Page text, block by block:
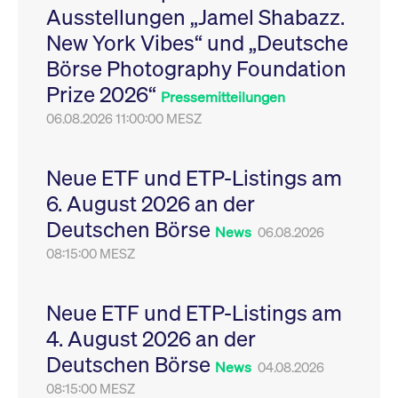
Ausstellungen „Jamel Shabazz.
New York Vibes“ und „Deutsche
Börse Photography Foundation
Prize 2026“ Pressemitteilungen
06.08.2026 11:00:00 MESZ
Neue ETF und ETP-Listings am
6. August 2026 an der
Deutschen Börse News 06.08.2026
08:15:00 MESZ
Neue ETF und ETP-Listings am
4. August 2026 an der
Deutschen Börse News 04.08.2026
08:15:00 MESZ
Leistung der Website
zu messen. Es handelt
sich um ein Muster-
Cookie, bei dem auf
das Präfix _pk_ses
eine kurze Reihe von
VISITOR_PRIVACY_METADATA
YouTube
.youtube.com
6
Monate
Dieses Cookie dient
Speicherung der
Einwilligungs- und
des Nutzers für ihre
Interaktion mit der
Sitzungen geehrt